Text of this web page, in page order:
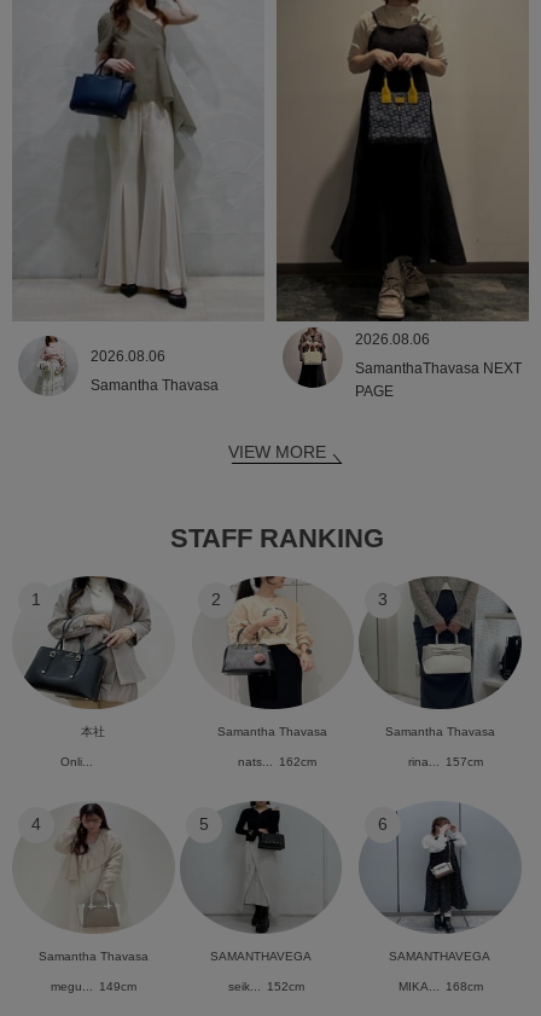
2026.08.06
Samantha Thavasa
2026.08.06
SamanthaThavasa NEXT
PAGE
VIEW MORE
STAFF RANKING
1
本社
Onli...
2
Samantha Thavasa
nats... 162cm
3
Samantha Thavasa
rina... 157cm
4
Samantha Thavasa
megu... 149cm
5
SAMANTHAVEGA
seik... 152cm
6
SAMANTHAVEGA
MIKA... 168cm